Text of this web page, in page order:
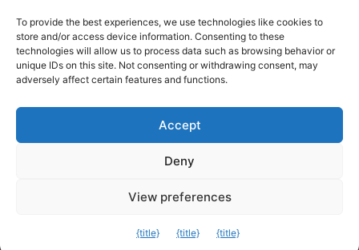
Δημοτικό Λιμενικό Ταμείο Τήνου – Άνδρου
© 2026
To provide the best experiences, we use technologies like cookies to
store and/or access device information. Consenting to these
technologies will allow us to process data such as browsing behavior or
unique IDs on this site. Not consenting or withdrawing consent, may
adversely affect certain features and functions.
Accept
Deny
View preferences
{title} {title} {title}
Exit mobile version